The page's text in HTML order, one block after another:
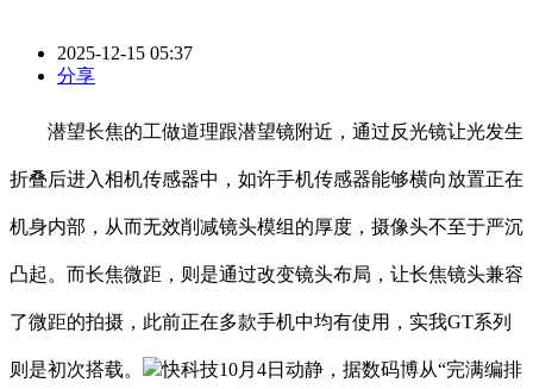
2025-12-15 05:37
分享
潜望长焦的工做道理跟潜望镜附近，通过反光镜让光发生
折叠后进入相机传感器中，如许手机传感器能够横向放置正在
机身内部，从而无效削减镜头模组的厚度，摄像头不至于严沉
凸起。而长焦微距，则是通过改变镜头布局，让长焦镜头兼容
了微距的拍摄，此前正在多款手机中均有使用，实我GT系列
则是初次搭载。 快科技10月4日动静，据数码博从“完满编排